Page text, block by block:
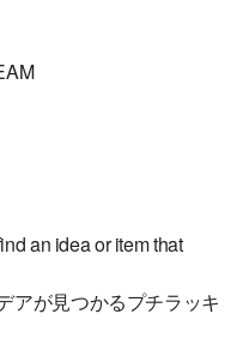
an idea or item that
アが見つかるプチラッキ